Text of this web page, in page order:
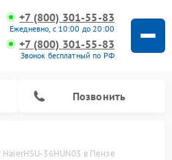
+7 (800) 301-55-83
Ежедневно, с 10:00 до 20:00
+7 (800) 301-55-83
Звонок бесплатный по РФ
Позвонить
36HUN03 в Пензе